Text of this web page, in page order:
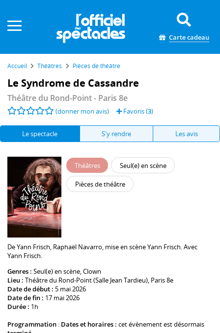
Carte cadeau
Accueil Théâtres Pièces de théâtre
Le Syndrome de Cassandre
Théâtre du Rond-Point- Paris 8e
(donner mon avis) Favoris (3)
Le spectacle S'y rendre Les avis
Théâtres Seul(e) en scène
Pièces de théâtre
DeYann Frisch Raphaël Navarro , mise en scèneYann Frisch . Avec
Yann Frisch
Genres : Seul(e) en scène,Clown
Lieu : Théâtre du Rond-Point (Salle Jean Tardieu), Paris 8e
Date de début : 5 mai 2026
Date de fin : 17 mai 2026
Durée : 1h
Programmation : Dates et horaires : cet évènement est désormais